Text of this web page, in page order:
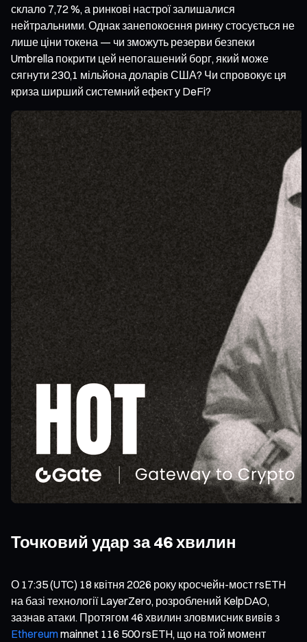
склало 7,72 %, а ринкові настрої залишалися
нейтральними. Однак занепокоєння ринку стосується не
лише ціни токена — чи зможуть резерви безпеки
Umbrella покрити цей непогашений борг, який може
сягнути 230,1 мільйона доларів США? Чи спровокує ця
криза ширший системний ефект у DeFi?
Точковий удар за 46 хвилин
О 17:35 (UTC) 18 квітня 2026 року кросчейн-мост rsETH
на базі технології LayerZero, розроблений KelpDAO,
зазнав атаки. Протягом 46 хвилин зловмисник вивів з
Ethereummainnet 116 500 rsETH, що на той момент